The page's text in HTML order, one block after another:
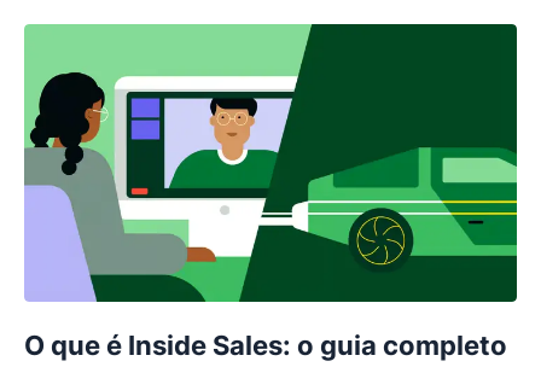
O que é Inside Sales: o guia completo